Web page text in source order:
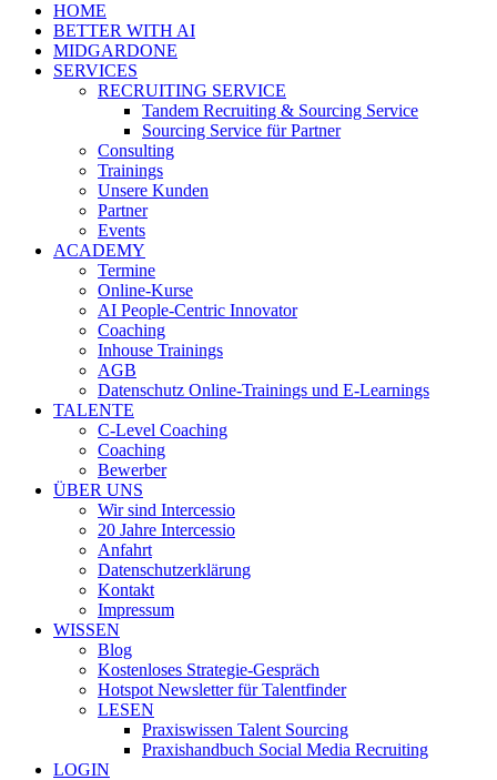
HOME
BETTER WITH AI
MIDGARDONE
SERVICES
RECRUITING SERVICE
Tandem Recruiting & Sourcing Service
Sourcing Service für Partner
Consulting
Trainings
Unsere Kunden
Partner
Events
ACADEMY
Termine
Online-Kurse
AI People-Centric Innovator
Coaching
Inhouse Trainings
AGB
Datenschutz Online-Trainings und E-Learnings
TALENTE
C-Level Coaching
Coaching
Bewerber
ÜBER UNS
Wir sind Intercessio
20 Jahre Intercessio
Anfahrt
Datenschutzerklärung
Kontakt
Impressum
WISSEN
Blog
Kostenloses Strategie-Gespräch
Hotspot Newsletter für Talentfinder
LESEN
Praxiswissen Talent Sourcing
Praxishandbuch Social Media Recruiting
LOGIN